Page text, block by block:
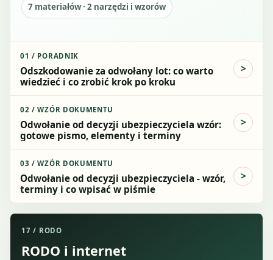
7 materiałów ·2 narzędzi i wzorów
01 / PORADNIK
Odszkodowanie za odwołany lot: co warto
wiedzieć i co zrobić krok po kroku
02 /WZÓR DOKUMENTU
Odwołanie od decyzji ubezpieczyciela wzór:
gotowe pismo, elementy i terminy
03 /WZÓR DOKUMENTU
Odwołanie od decyzji ubezpieczyciela - wzór,
terminy i co wpisać w piśmie
17 / RODO
RODO i internet